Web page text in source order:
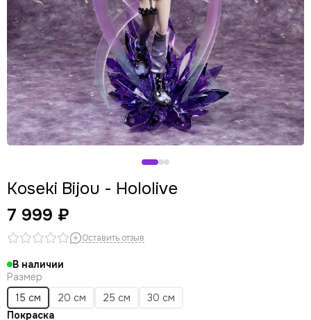
Koseki Bijou - Hololive
7 999 ₽
Оставить отзыв
В наличии
Размер
15 см
20 см 25 см
30 см
Покраска